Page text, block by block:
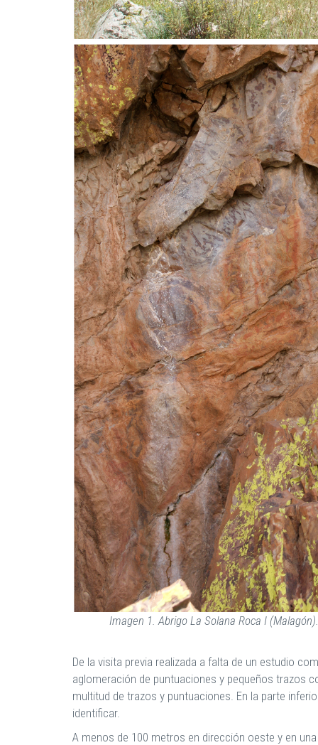
Imagen 1. Abrigo La Solana Roca I
De la visita previa realizada a falta de un estudio
aglomeración de puntuaciones y pequeños trazos
multitud de trazos y puntuaciones. En la parte
identificar.
A menos de 100 metros en dirección oeste y en